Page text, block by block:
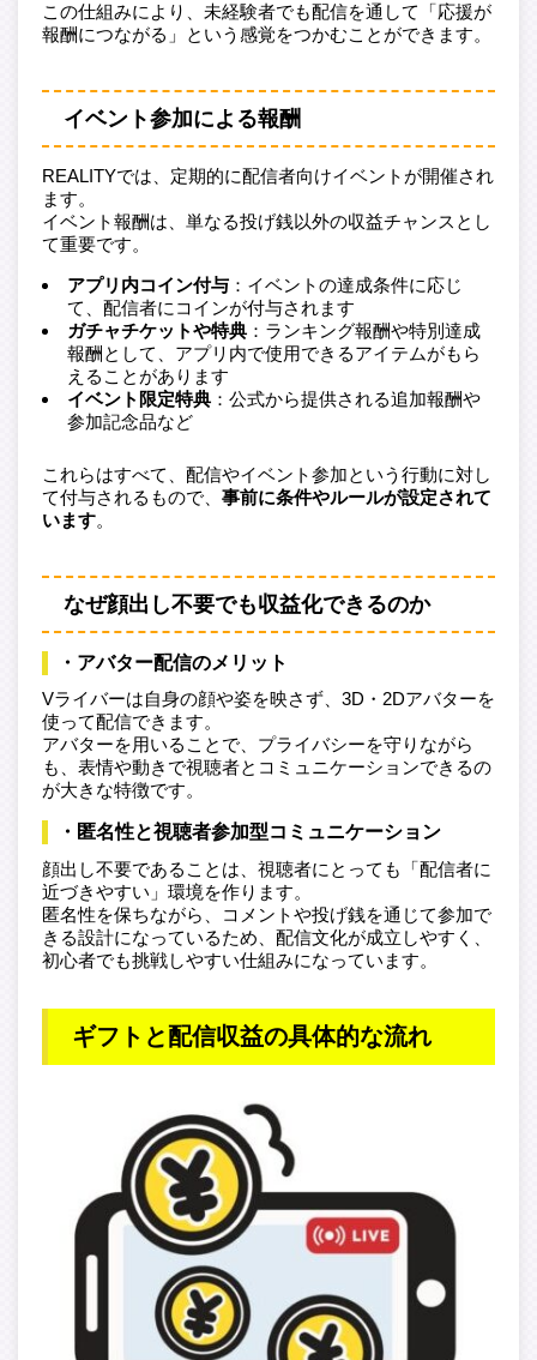
この仕組みにより、未経験者でも配信を通して「応援が
報酬につながる」という感覚をつかむことができます。
イベント参加による報酬
REALITYでは、定期的に配信者向けイベントが開催され
ます。
イベント報酬は、単なる投げ銭以外の収益チャンスとし
て重要です。
アプリ内コイン付与 ：イベントの達成条件に応じ
て、配信者にコインが付与されます
ガチャチケットや特典 ：ランキング報酬や特別達成
報酬として、アプリ内で使用できるアイテムがもら
えることがあります
イベント限定特典 ：公式から提供される追加報酬や
参加記念品など
これらはすべて、配信やイベント参加という行動に対し
て付与されるもので、 事前に条件やルールが設定されて
います。
なぜ顔出し不要でも収益化できるのか
・アバター配信のメリット
Vライバーは自身の顔や姿を映さず、3D・2Dアバターを
使って配信できます。
アバターを用いることで、プライバシーを守りながら
も、表情や動きで視聴者とコミュニケーションできるの
が大きな特徴です。
・匿名性と視聴者参加型コミュニケーション
顔出し不要であることは、視聴者にとっても「配信者に
近づきやすい」環境を作ります。
匿名性を保ちながら、コメントや投げ銭を通じて参加で
きる設計になっているため、配信文化が成立しやすく、
初心者でも挑戦しやすい仕組みになっています。
ギフトと配信収益の具体的な流れ